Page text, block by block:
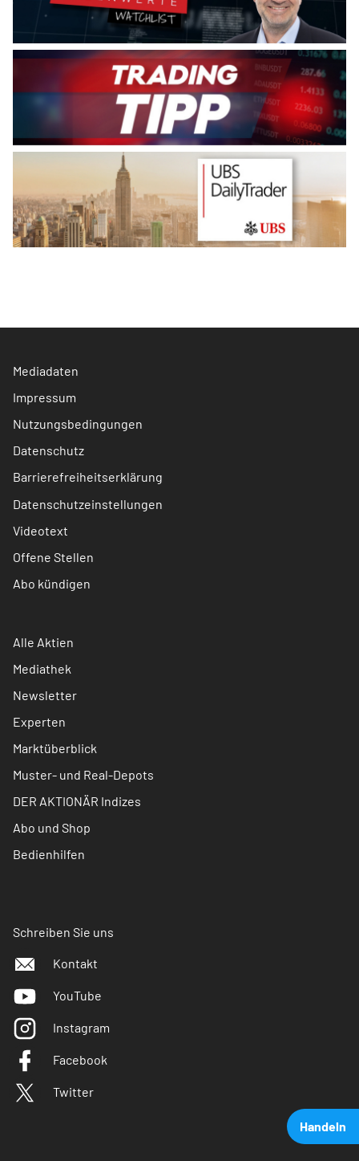
Handeln
Mediadaten
Impressum
Nutzungsbedingungen
Datenschutz
Barrierefreiheitserklärung
Datenschutzeinstellungen
Videotext
Offene Stellen
Abo kündigen
Alle Aktien
Mediathek
Newsletter
Experten
Marktüberblick
Muster- und Real-Depots
DER AKTIONÄR Indizes
Abo und Shop
Bedienhilfen
Schreiben Sie uns
Kontakt
YouTube
Instagram
Facebook
Twitter